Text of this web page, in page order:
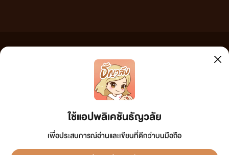
ใช้แอปพลิเคชันธัญวลัย
เพื่อประสบการณ์อ่านและเขียนที่ดีกว่าบนมือถือ
เว็บไซต์แห่งนี้ไม่ได้เห็นด้วยและไม่ขอรับผิดชอบต่อข้อความใดๆ ทั้งสิ้น ดังนั้นผู้อ่านทุกท่านโปรดใช้
วิจารณญาณในการกลั่นกรองด้วยตนเอง และหากท่านพบข้อความใดๆ ที่ขัดต่อกฎหมายและศีลธรรม
กรุณาแจ้งมาที่ tunwalai@ookbee.com เพื่อทีมงานจะได้ดำเนินการในทันที ทั้งนี้ ทางเว็บไซต์ขอสงวน
ลิขสิทธิ์ตามพระราชบัญญัติลิขสิทธิ์ (ฉบับเพิ่มเติม) พ.ศ.2558